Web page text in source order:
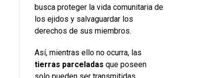
busca proteger la vida comunitaria de
los ejidos y salvaguardar los
derechos de sus miembros.
Así, mientras ello no ocurra, las
tierras parceladas que poseen
solo pueden ser transmitidas